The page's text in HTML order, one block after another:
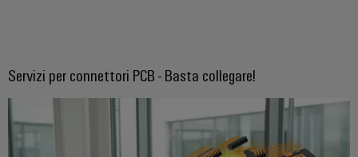
Servizi per connettori PCB - Basta collegare!